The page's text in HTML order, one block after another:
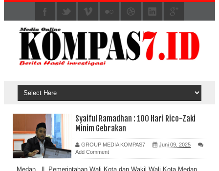
Syaiful Ramadhan : 100 Hari Rico-Zaki
Minim Gebrakan
GROUP MEDIA KOMPAS7
Juni 09, 2025
Add Comment
Medan || Pemerintahan Wali Kota dan Wakil Wali Kota Medan,